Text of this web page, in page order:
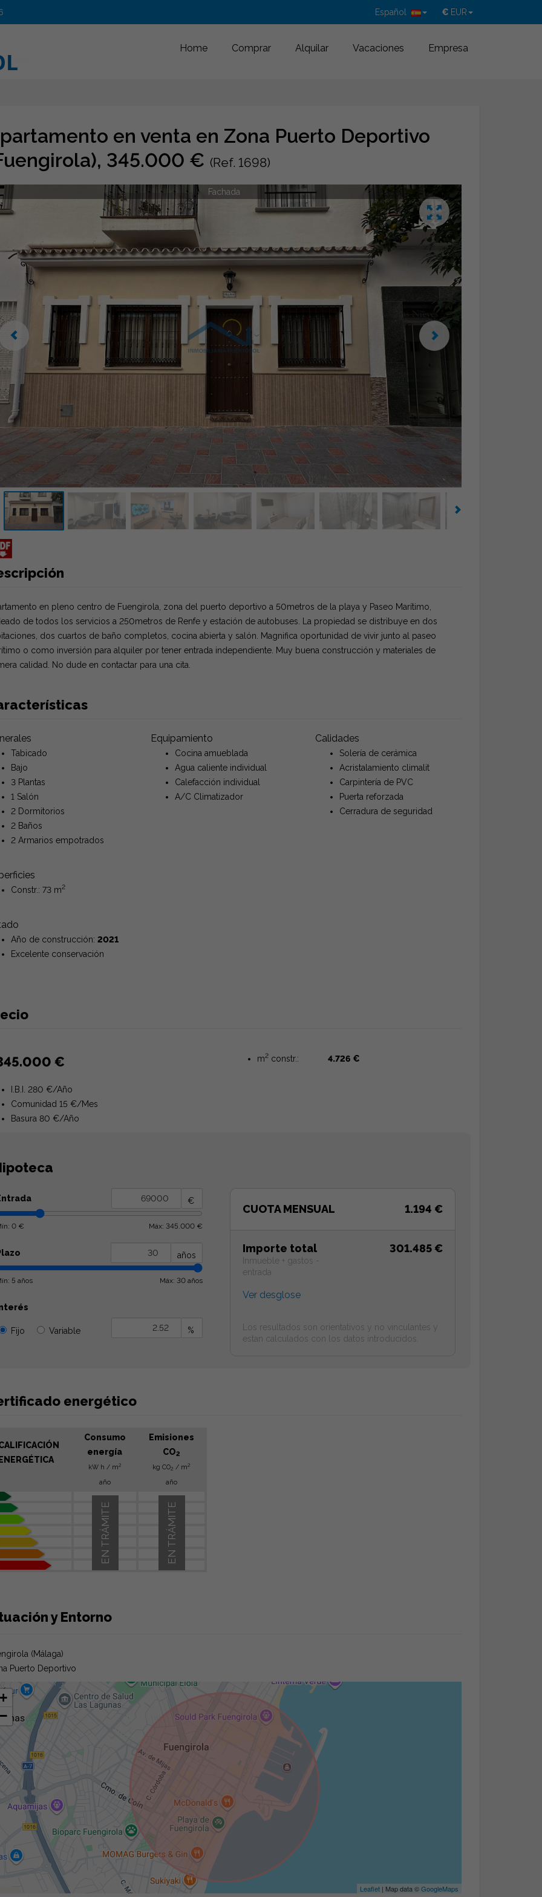
€ EUR
Español
Home Comprar Alquilar Vacaciones Empresa
en venta en Zona Puerto Deportivo
345.000 € (Ref. 1698)
Fachada
en pleno centro de Fuengirola, zona del puerto deportivo a 50metros de la playa y Paseo Marítimo,
de todos los servicios a 250metros de Renfe y estación de autobuses. La propiedad se distribuye en dos
dos cuartos de baño completos, cocina abierta y salón. Magnifica oportunidad de vivir junto al paseo
o como inversión para alquiler por tener entrada independiente. Muy buena construcción y materiales de
calidad. No dude en contactar para una cita.
Tabicado
Bajo
3 Plantas
1 Salón
2 Dormitorios
2 Baños
2 Armarios empotrados
Constr.: 73 m2
Año de construcción: 2021
Excelente conservación
Equipamiento
Cocina amueblada
Agua caliente individual
Calefacción individual
A/C Climatizador
Calidades
Solería de cerámica
Acristalamiento climalit
Carpintería de PVC
Puerta reforzada
Cerradura de seguridad
€ m2 constr.: 4.726 €
I.B.I. 280 €/Año
Comunidad 15 €/Mes
Basura 80 €/Año
€
0 € Máx: 345.000 €
años
5 años Máx: 30 años
Fijo Variable %
CUOTA MENSUAL 1.194 €
Importe total
Inmueble + gastos -
entrada
Ver desglose
301.485 €
Los resultados son orientativos y no vinculantes y
estan calculados con los datos introducidos.
energético
ENERGÉTICA
Consumo
energía
kW h / m2
año
Emisiones
CO2
kg CO2 / m2
año
EN TRÁMITE
EN TRÁMITE
y Entorno
(Málaga)
Puerto Deportivo
+
−
Leaflet | Map data ©GoogleMaps